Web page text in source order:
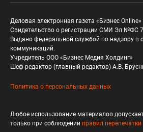
Деловая электронная газета «Бизнес Online»
Свидетельство о регистрации СМИ Эл №ФС
Выдано федеральной службой по надзору в
коммуникаций.
Учредитель ООО «Бизнес Медия Холдинг»
Шеф-редактор (главный редактор) А.В.
Политика о персональных данных
Любое использование материалов
только при соблюдении правил перепечатки